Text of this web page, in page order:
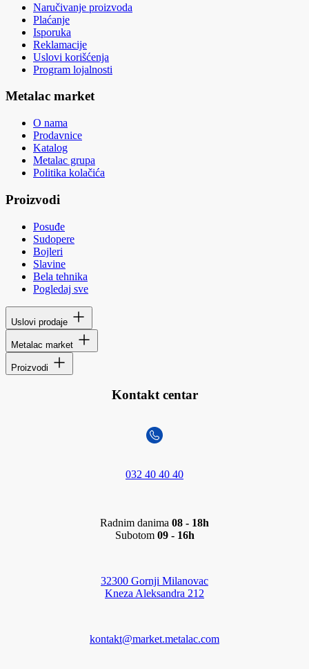
Naručivanje proizvoda
Plaćanje
Isporuka
Reklamacije
Uslovi korišćenja
Program lojalnosti
Metalac market
O nama
Prodavnice
Katalog
Metalac grupa
Politika kolačića
Proizvodi
Posuđe
Sudopere
Bojleri
Slavine
Bela tehnika
Pogledaj sve
Uslovi prodaje
Metalac market
Proizvodi
Kontakt centar
032 40 40 40
Radnim danima 08 - 18h
Subotom 09 - 16h
32300 Gornji Milanovac
Kneza Aleksandra 212
kontakt@market.metalac.com